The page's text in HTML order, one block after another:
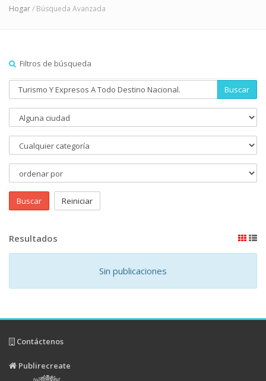
Hogar/ Búsqueda Avanzada
Filtros de búsqueda
Buscar
Buscar Reiniciar
Resultados
Sin publicaciones
Contáctenos
Publirecreate